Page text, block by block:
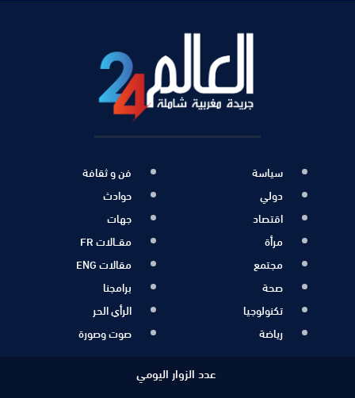
سياسة
دولي
اقتصاد
مرأة
مجتمع
صحة
تكنولوجيا
رياضة
فن و ثقافة
حوادث
جهات
مقــالات FR
مقالات ENG
برامجنا
الرأي الحر
صوت وصورة
عدد الزوار اليومي